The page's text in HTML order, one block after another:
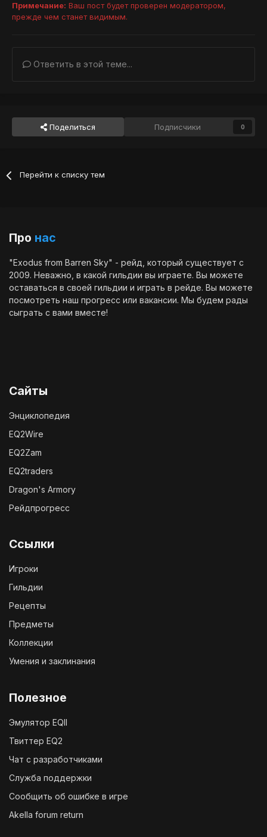
Примечание: Ваш пост будет проверен модератором,
прежде чем станет видимым.
Ответить в этой теме...
Поделиться Подписчики 0
Перейти к списку тем
Про нас
"Exodus from Barren Sky" - рейд, который существует с
2009. Неважно, в какой гильдии вы играете. Вы можете
оставаться в своей гильдии и играть в рейде. Вы можете
посмотреть наш прогресс или вакансии. Мы будем рады
сыграть с вами вместе!
Сайты
Энциклопедия
EQ2Wire
EQ2Zam
EQ2traders
Dragon's Armory
Рейдпрогресс
Ссылки
Игроки
Гильдии
Рецепты
Предметы
Коллекции
Умения и заклинания
Полезное
Эмулятор EQII
Твиттер EQ2
Чат с разработчиками
Служба поддержки
Сообщить об ошибке в игре
Akella forum return